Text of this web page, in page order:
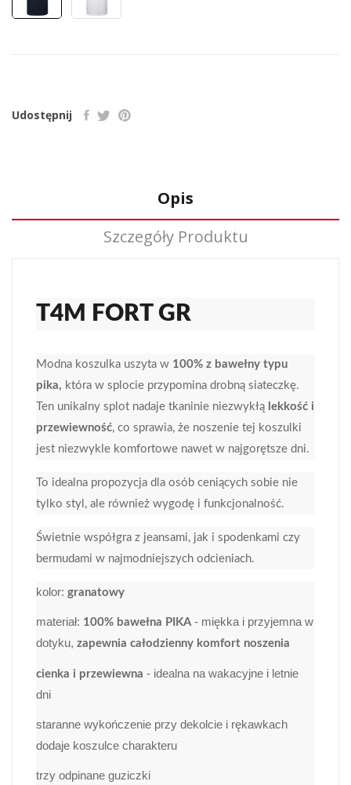
Udostępnij
Opis
Szczegóły Produktu
T4M FORT GR
Modna koszulka uszyta w 100% z bawełny typu
pika, która w splocie przypomina drobną siateczkę.
Ten unikalny splot nadaje tkaninie niezwykłą lekkość i
przewiewność, co sprawia, że noszenie tej koszulki
jest niezwykle komfortowe nawet w najgorętsze dni.
To idealna propozycja dla osób ceniących sobie nie
tylko styl, ale również wygodę i funkcjonalność.
Świetnie współgra z jeansami, jak i spodenkami czy
bermudami w najmodniejszych odcieniach.
kolor: granatowy
materiał: 100% bawełna PIKA - miękka i przyjemna w
dotyku, zapewnia całodzienny komfort noszenia
cienka i przewiewna - idealna na wakacyjne i letnie
dni
staranne wykończenie przy dekolcie i rękawkach
dodaje koszulce charakteru
trzy odpinane guziczki